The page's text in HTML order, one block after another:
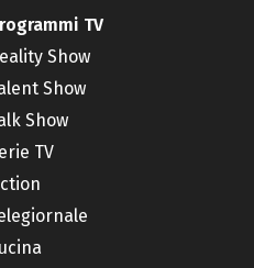
TV
Show
Show
Show
TV